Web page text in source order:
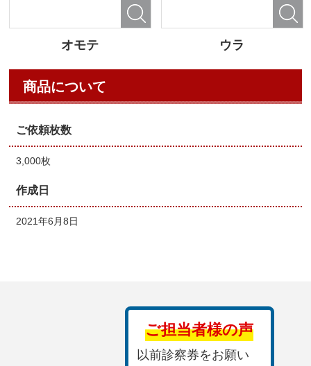
オモテ ウラ
商品について
ご依頼枚数
3,000枚
作成日
2021年6月8日
ご担当者様の声
以前診察券をお願い